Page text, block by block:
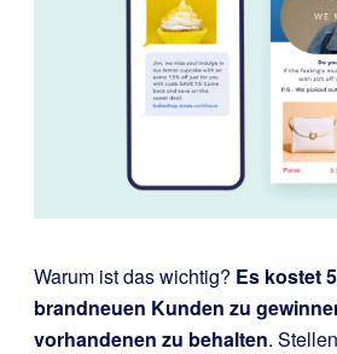
Warum ist das wichtig? Es kostet
brandneuen Kunden zu
vorhandenen zu behalten.